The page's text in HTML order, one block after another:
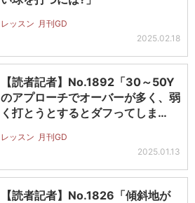
レッスン 月刊GD
2025.02.18
【読者記者】No.1892「30～50Y
のアプローチでオーバーが多く、弱
く打とうとするとダフってしま…
レッスン 月刊GD
2025.01.13
【読者記者】No.1826「傾斜地が